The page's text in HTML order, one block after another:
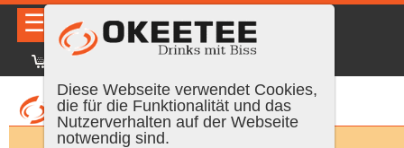
☰ DE FR EN|Anmelden
Suchen:
Diese Webseite verwendet Cookies,
die für die Funktionalität und das
Nutzerverhalten auf der Webseite
notwendig sind.